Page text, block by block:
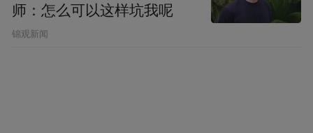
师：怎么可以这样坑我呢
锦观新闻